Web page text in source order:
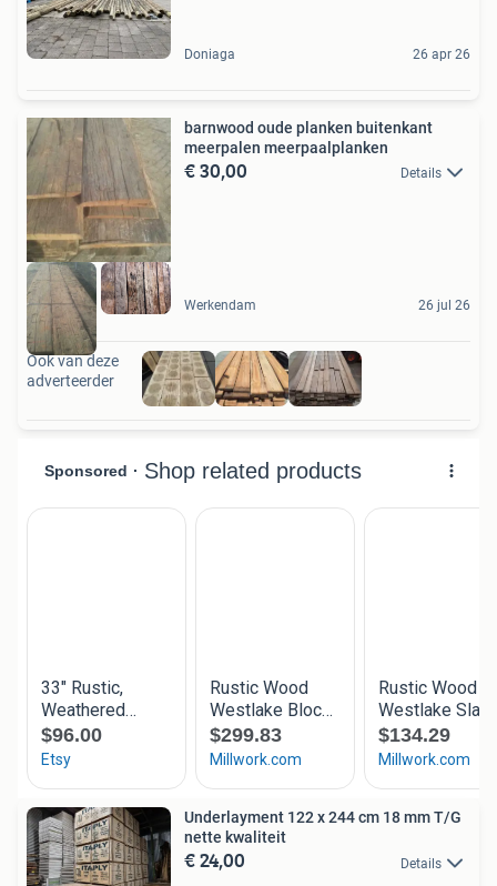
Doniaga 26 apr 26
barnwood oude planken buitenkant
meerpalen meerpaalplanken
€ 30,00 Details
Werkendam 26 jul 26
Ook van deze
adverteerder
Underlayment 122 x 244 cm 18 mm T/G
nette kwaliteit
€ 24,00 Details